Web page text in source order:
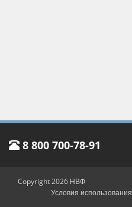
8 800 700-78-91
Copyright 2026 НВФ
Условия использования